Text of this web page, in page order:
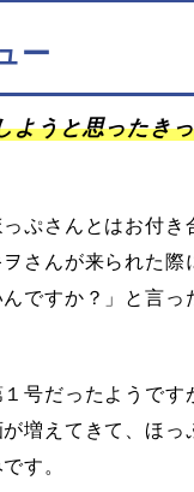
ー
ようと思ったき
ぷさんとはお付き
さんが来られた際
ですか？」と言っ
号だったようです
増えてきて、ほっ
す。